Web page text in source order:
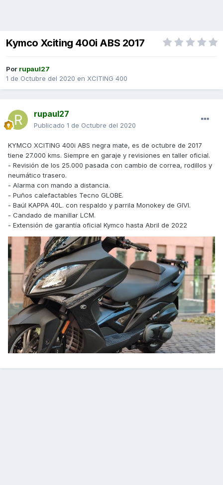
Kymco Xciting 400i ABS 2017
Por rupaul27
1 de Octubre del 2020 en XCITING 400
rupaul27
Publicado 1 de Octubre del 2020
KYMCO XCITING 400i ABS negra mate, es de octubre de 2017
tiene 27.000 kms. Siempre en garaje y revisiones en taller oficial.
- Revisión de los 25.000 pasada con cambio de correa, rodillos y
neumático trasero.
- Alarma con mando a distancia.
- Puños calefactables Tecno GLOBE.
- Baúl KAPPA 40L. con respaldo y parrila Monokey de GIVI.
- Candado de manillar LCM.
- Extensión de garantía oficial Kymco hasta Abril de 2022